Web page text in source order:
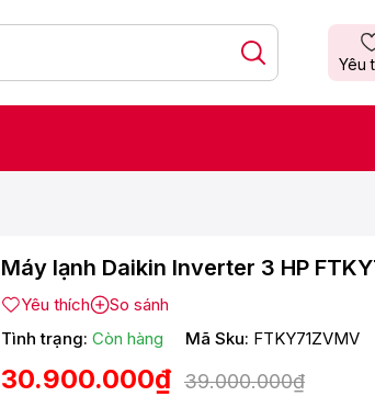
Yêu
Máy lạnh Daikin Inverter 3 HP
Yêu thích
So sánh
Tình trạng: Còn hàng Mã Sku: FTKY71ZVMV
30.900.000₫ 39.000.000₫